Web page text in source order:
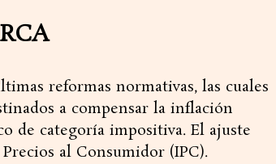
reformas normativas, las cuales
a compensar la inflación
de categoría impositiva. El ajuste
al Consumidor (IPC).